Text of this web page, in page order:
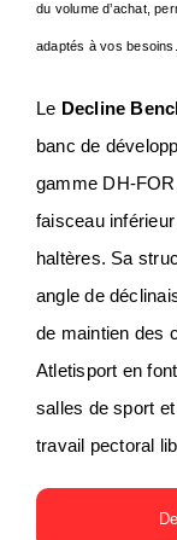
du volume d’achat,
adaptés à vos besoins.
Le Decline
banc de
gamme DH-
faisceau
haltères. Sa
angle de
de maintien des
Atletisport en
salles de sport
travail pectoral